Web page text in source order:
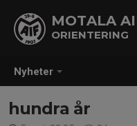
Nyheter
MOTALA
ORIENTERING
hundra år